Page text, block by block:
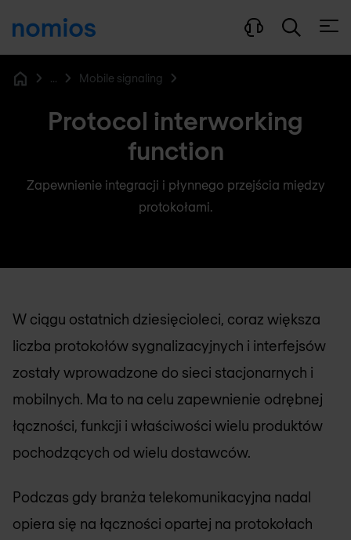
... Mobile signaling
Protocol interworking
function
Zapewnienie integracji i płynnego przejścia między
protokołami.
W ciągu ostatnich dziesięcioleci, coraz większa
liczba protokołów sygnalizacyjnych i interfejsów
zostały wprowadzone do sieci stacjonarnych i
mobilnych. Ma to na celu zapewnienie odrębnej
łączności, funkcji i właściwości wielu produktów
pochodzących od wielu dostawców.
Podczas gdy branża telekomunikacyjna nadal
opiera się na łączności opartej na protokołach